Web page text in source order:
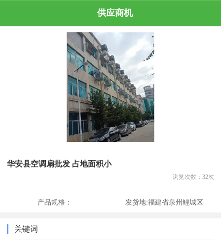
供应商机
华安县空调扇批发 占地面积小
浏览次数： 32次
产品规格： 发货地:福建省泉州鲤城区
关键词